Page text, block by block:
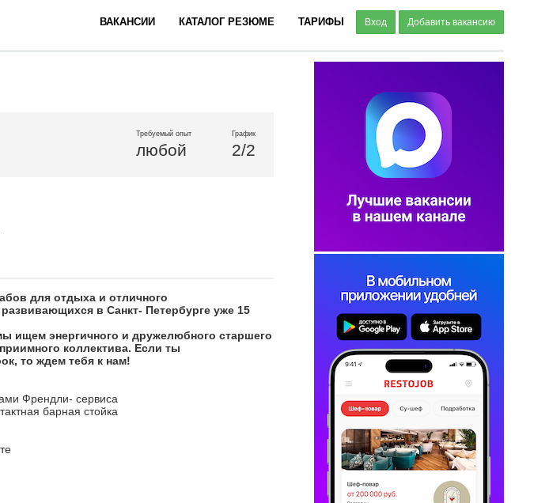
ВАКАНСИИ КАТАЛОГ РЕЗЮМЕ ТАРИФЫ Вход Добавить вакансию
Требуемый опыт
любой
График
2/2
для отдыха и отличного
в Санкт- Петербурге уже 15
ищем энергичного и дружелюбного старшего
коллектива. Если ты
то ждем тебя к нам!
Френдли- сервиса
барная стойка